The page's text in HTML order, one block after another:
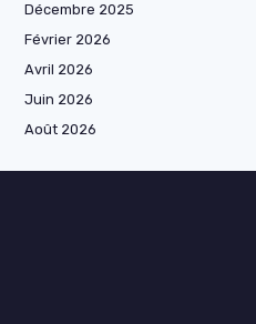
Décembre 2025
Février 2026
Avril 2026
Juin 2026
Août 2026